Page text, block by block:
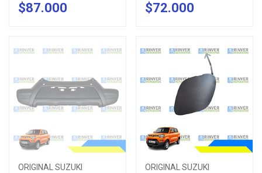
$87.000 $72.000
ORIGINAL SUZUKI ORIGINAL SUZUKI